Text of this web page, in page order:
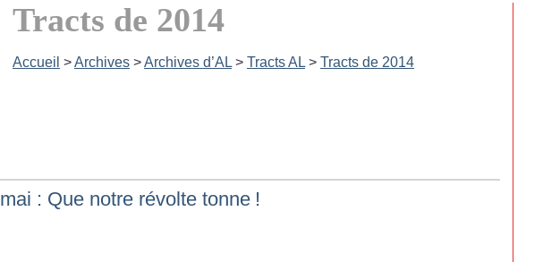
Tracts de 2014
Accueil >Archives >Archives d’AL > Tracts AL > Tracts de 2014
mai : Que notre révolte tonne !